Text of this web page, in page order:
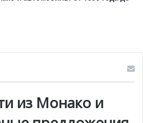
выполняющим любые
8 впечатляющих палуб и
салон с панорамными окнами из
из Монако и